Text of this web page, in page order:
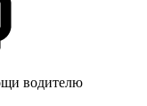
водителю